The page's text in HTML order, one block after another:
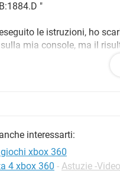
"
le istruzioni, ho
mia console, ma il
revenge (EA)
speed underground 2
soccer 5tm
interessarti:
xbox 360
4 xbox 360 - Astuzie -